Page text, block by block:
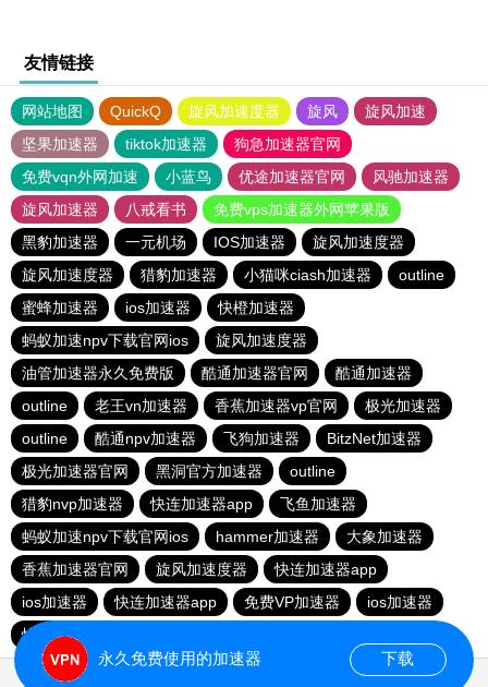
友情链接
网站地图 QuickQ 旋风加速度器 旋风
旋风加速
坚果加速器
tiktok加速器
狗急加速器官网
免费vqn外网加速
小蓝鸟 优途加速器官网
风驰加速器
旋风加速器
八戒看书
免费vps加速器外网苹果版
黑豹加速器
一元机场 IOS加速器
旋风加速度器
旋风加速度器
猎豹加速器 小猫咪ciash加速器
outline
蜜蜂加速器
ios加速器
快橙加速器
蚂蚁加速npv下载官网ios
旋风加速度器
油管加速器永久免费版
酷通加速器官网
酷通加速器
outline
老王vn加速器 香蕉加速器vp官网
极光加速器
outline
酷通npv加速器 飞狗加速器
BitzNet加速器
极光加速器官网
黑洞官方加速器
outline
猎豹nvp加速器
快连加速器app
飞鱼加速器
蚂蚁加速npv下载官网ios
hammer加速器
大象加速器
香蕉加速器官网
旋风加速度器
快连加速器app
ios加速器
快连加速器app 免费VP加速器
ios加速器
快连加速器app
永久免费使用的加速器 下载